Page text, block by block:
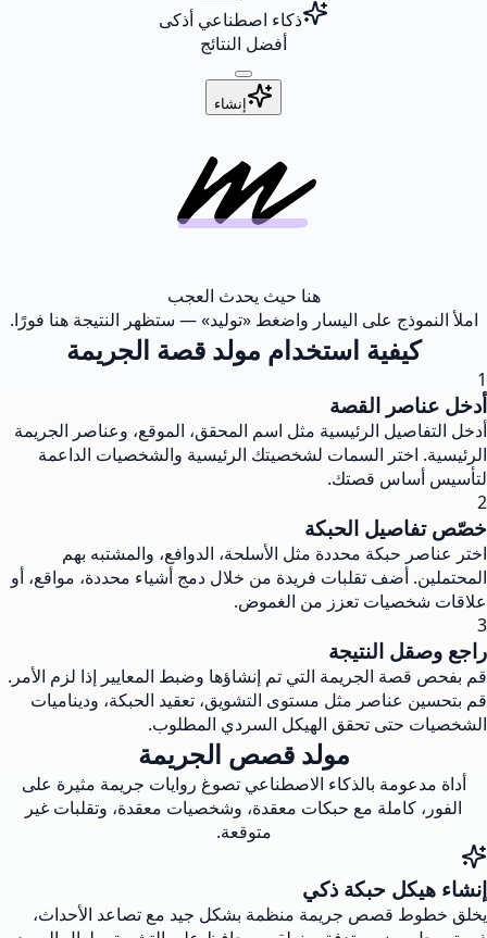
ذكاء اصطناعي أذكى
أفضل النتائج
إنشاء
هنا حيث يحدث العجب
املأ النموذج على اليسار واضغط «توليد» — ستظهر النتيجة هنا فورًا.
كيفية استخدام مولد قصة الجريمة
1
أدخل عناصر القصة
أدخل التفاصيل الرئيسية مثل اسم المحقق، الموقع، وعناصر الجريمة
الرئيسية. اختر السمات لشخصيتك الرئيسية والشخصيات الداعمة
لتأسيس أساس قصتك.
2
خصّص تفاصيل الحبكة
اختر عناصر حبكة محددة مثل الأسلحة، الدوافع، والمشتبه بهم
المحتملين. أضف تقلبات فريدة من خلال دمج أشياء محددة، مواقع، أو
علاقات شخصيات تعزز من الغموض.
3
راجع وصقل النتيجة
قم بفحص قصة الجريمة التي تم إنشاؤها وضبط المعايير إذا لزم الأمر.
قم بتحسين عناصر مثل مستوى التشويق، تعقيد الحبكة، وديناميات
الشخصيات حتى تحقق الهيكل السردي المطلوب.
مولد قصص الجريمة
أداة مدعومة بالذكاء الاصطناعي تصوغ روايات جريمة مثيرة على
الفور، كاملة مع حبكات معقدة، وشخصيات معقدة، وتقلبات غير
متوقعة.
إنشاء هيكل حبكة ذكي
يخلق خطوط قصص جريمة منظمة بشكل جيد مع تصاعد الأحداث،